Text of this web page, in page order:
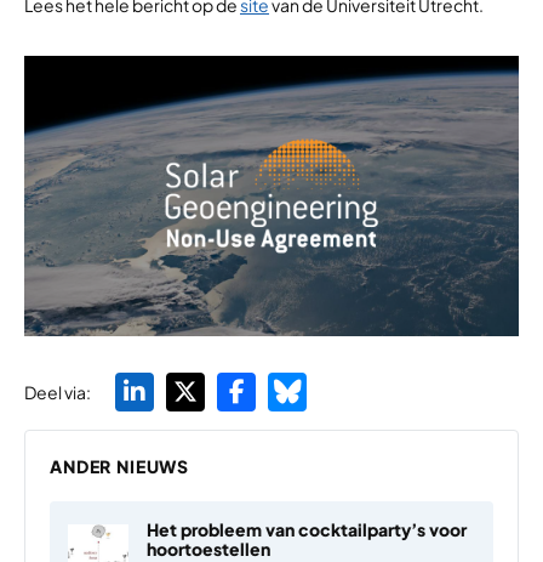
Lees het hele bericht op desitevan de Universiteit Utrecht.
Deel via:
ANDER NIEUWS
Het probleem van cocktailparty’s voor
hoortoestellen